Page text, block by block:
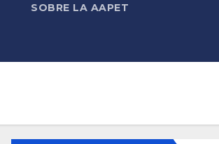
SOBRE LA AAPET